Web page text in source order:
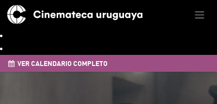
VER CALENDARIO COMPLETO